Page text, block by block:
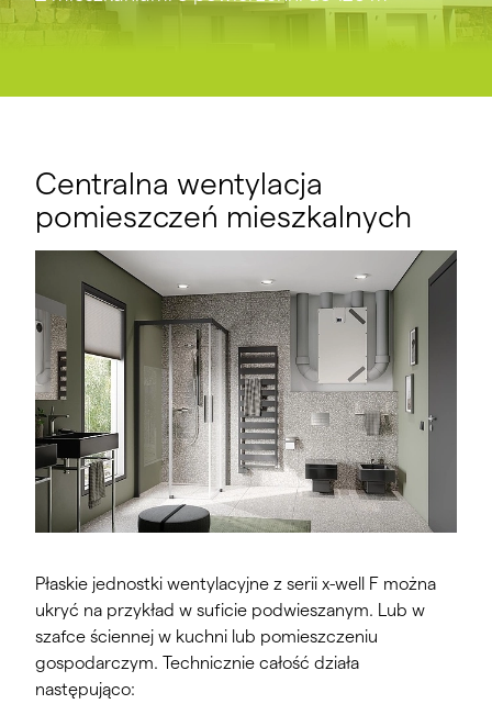
Centralna wentylacja
pomieszczeń mieszkalnych
Płaskie jednostki wentylacyjne z serii x-well F można
ukryć na przykład w suficie podwieszanym. Lub w
szafce ściennej w kuchni lub pomieszczeniu
gospodarczym. Technicznie całość działa
następująco: